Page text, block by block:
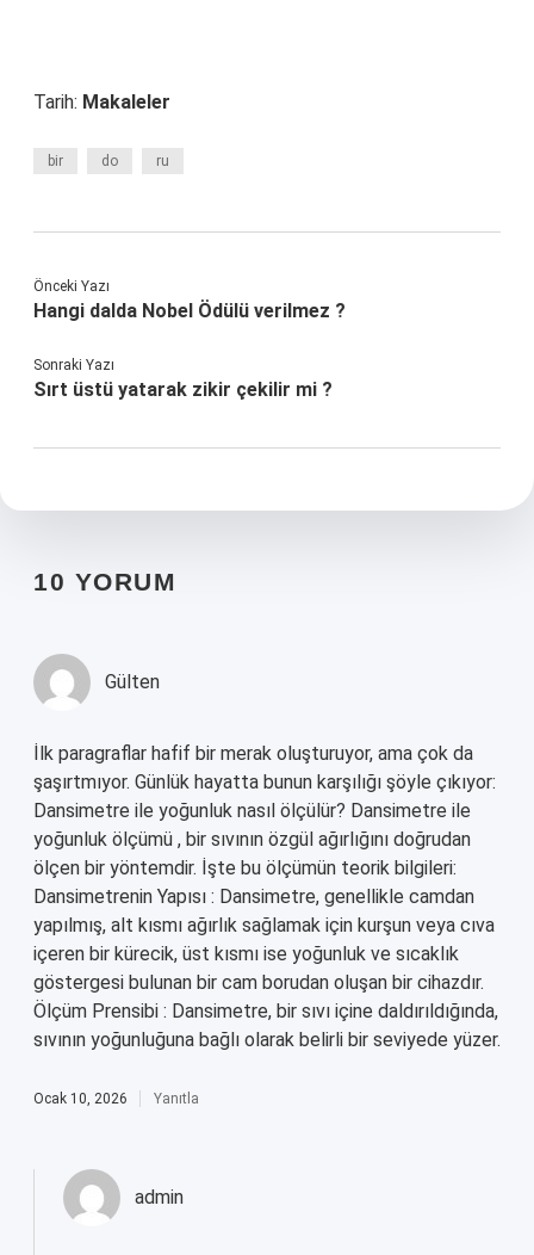
Tarih: Makaleler
bir do ru
Önceki Yazı
Hangi dalda Nobel Ödülü verilmez ?
Sonraki Yazı
Sırt üstü yatarak zikir çekilir mi ?
10 YORUM
Gülten
İlk paragraflar hafif bir merak oluşturuyor, ama çok da
şaşırtmıyor. Günlük hayatta bunun karşılığı şöyle çıkıyor:
Dansimetre ile yoğunluk nasıl ölçülür? Dansimetre ile
yoğunluk ölçümü , bir sıvının özgül ağırlığını doğrudan
ölçen bir yöntemdir. İşte bu ölçümün teorik bilgileri:
Dansimetrenin Yapısı : Dansimetre, genellikle camdan
yapılmış, alt kısmı ağırlık sağlamak için kurşun veya cıva
içeren bir kürecik, üst kısmı ise yoğunluk ve sıcaklık
göstergesi bulunan bir cam borudan oluşan bir cihazdır.
Ölçüm Prensibi : Dansimetre, bir sıvı içine daldırıldığında,
sıvının yoğunluğuna bağlı olarak belirli bir seviyede yüzer.
Ocak 10, 2026 Yanıtla
admin